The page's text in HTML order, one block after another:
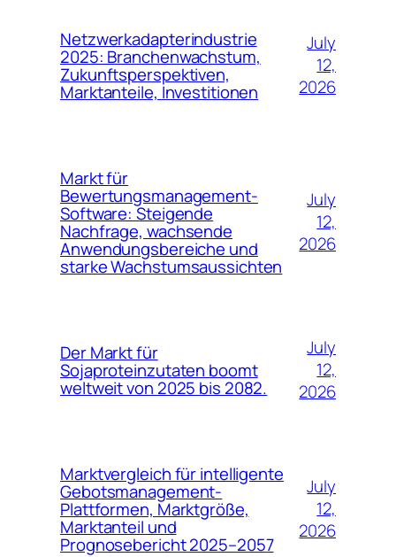
Netzwerkadapterindustrie
2025: Branchenwachstum,
Zukunftsperspektiven,
Marktanteile, Investitionen
July
12,
2026
Markt für
Bewertungsmanagement-
Software: Steigende
Nachfrage, wachsende
Anwendungsbereiche und
starke Wachstumsaussichten
July
12,
2026
Der Markt für
Sojaproteinzutaten boomt
weltweit von 2025 bis 2082.
July
12,
2026
Marktvergleich für intelligente
Gebotsmanagement-
Plattformen, Marktgröße,
Marktanteil und
Prognosebericht 2025–2057
July
12,
2026